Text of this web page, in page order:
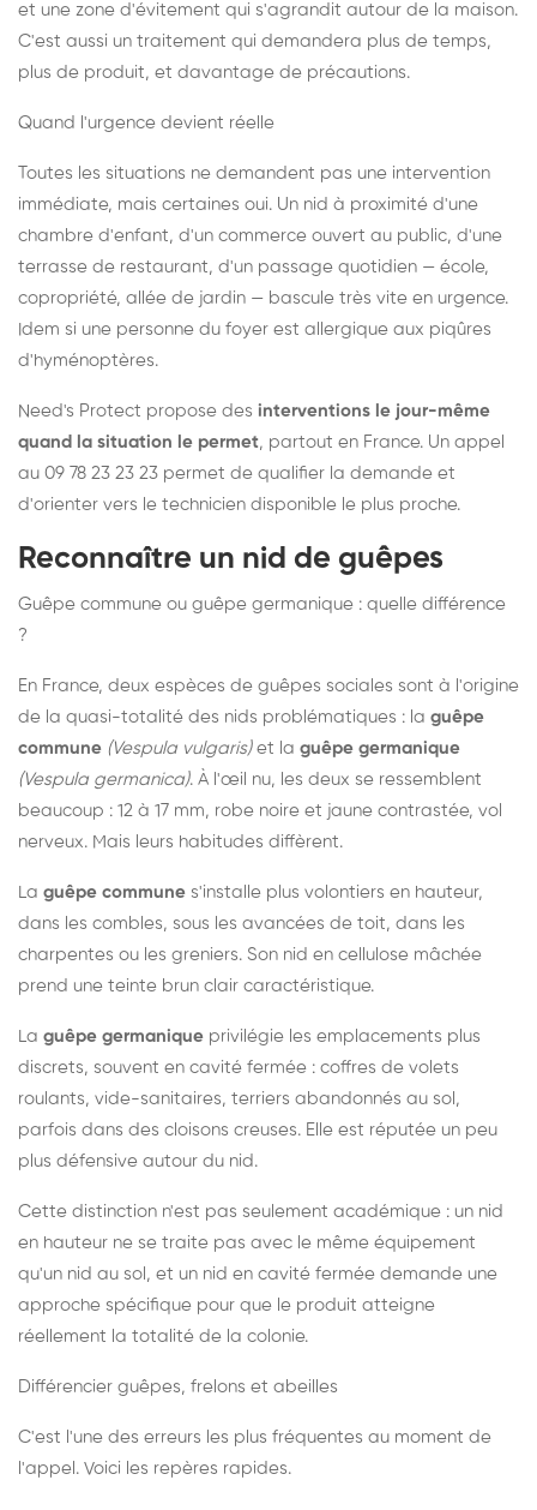
et une zone d'évitement qui s'agrandit autour de la maison.
C'est aussi un traitement qui demandera plus de temps,
plus de produit, et davantage de précautions.
Quand l'urgence devient réelle
Toutes les situations ne demandent pas une intervention
immédiate, mais certaines oui. Un nid à proximité d'une
chambre d'enfant, d'un commerce ouvert au public, d'une
terrasse de restaurant, d'un passage quotidien — école,
copropriété, allée de jardin — bascule très vite en urgence.
Idem si une personne du foyer est allergique aux piqûres
d'hyménoptères.
Need's Protect propose des interventions le jour-même
quand la situation le permet, partout en France. Un appel
au 09 78 23 23 23 permet de qualifier la demande et
d'orienter vers le technicien disponible le plus proche.
Reconnaître un nid de guêpes
Guêpe commune ou guêpe germanique : quelle différence
?
En France, deux espèces de guêpes sociales sont à l'origine
de la quasi-totalité des nids problématiques : la guêpe
commune (Vespula vulgaris)et la guêpe germanique
(Vespula germanica). À l'œil nu, les deux se ressemblent
beaucoup : 12 à 17 mm, robe noire et jaune contrastée, vol
nerveux. Mais leurs habitudes diffèrent.
La guêpe commune s'installe plus volontiers en hauteur,
dans les combles, sous les avancées de toit, dans les
charpentes ou les greniers. Son nid en cellulose mâchée
prend une teinte brun clair caractéristique.
La guêpe germanique privilégie les emplacements plus
discrets, souvent en cavité fermée : coffres de volets
roulants, vide-sanitaires, terriers abandonnés au sol,
parfois dans des cloisons creuses. Elle est réputée un peu
plus défensive autour du nid.
Cette distinction n'est pas seulement académique : un nid
en hauteur ne se traite pas avec le même équipement
qu'un nid au sol, et un nid en cavité fermée demande une
approche spécifique pour que le produit atteigne
réellement la totalité de la colonie.
Différencier guêpes, frelons et abeilles
C'est l'une des erreurs les plus fréquentes au moment de
l'appel. Voici les repères rapides.